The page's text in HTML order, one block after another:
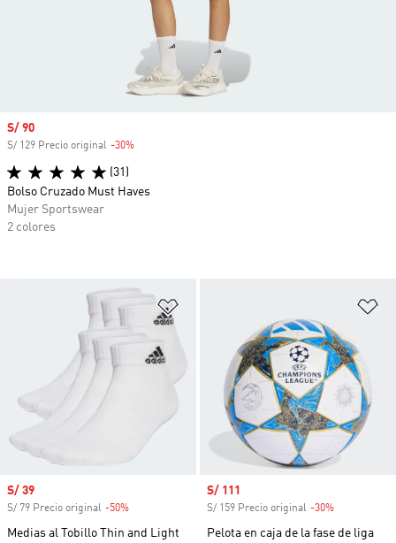
Precio de venta
S/ 39
S/ 79 Precio original -50%
Medias al Tobillo Thin and Light
Precio de venta
S/ 111
S/ 159 Precio original -30%
Pelota en caja de la fase de liga
Precio de venta
S/ 90
S/ 129 Precio original -30%
(31)
Bolso Cruzado Must Haves
Mujer Sportswear
2 colores